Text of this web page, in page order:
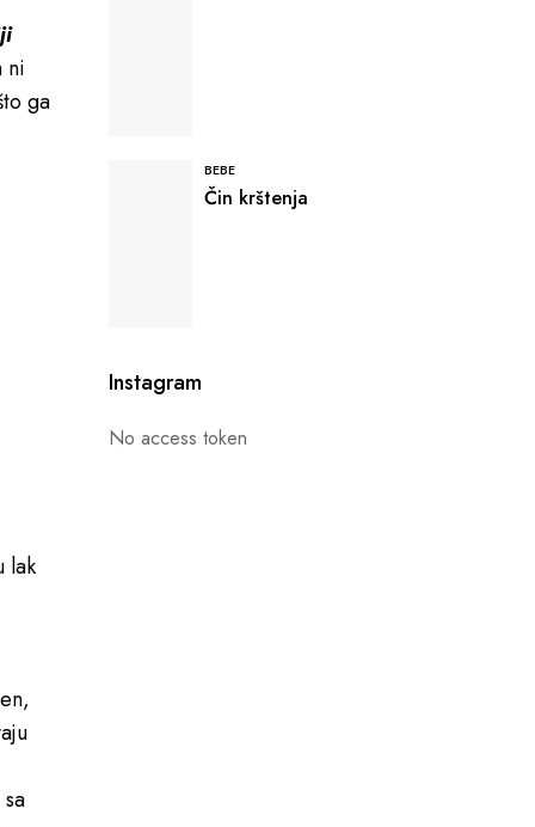
ni
ga
lak
BEBE
Čin krštenja
Instagram
No access token